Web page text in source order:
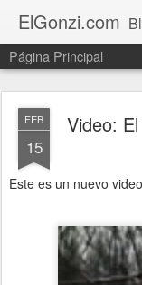
ElGonzi.com Blog
Página Principal
FEB
15
Video:
Este es un nuevo